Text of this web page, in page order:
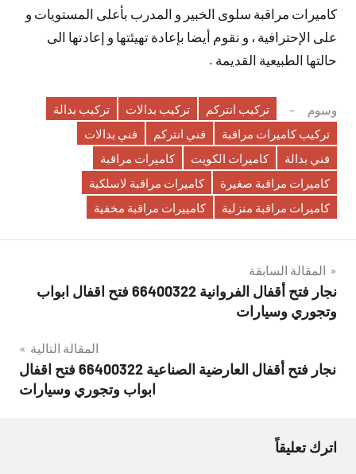
كاميرات مراقبة سلوى الخبير و المدرب بأعلى المستويات و
على الإحترافية ، و نقوم أيضا بإعادة تهيئتها و إعادتها الى
حالتها الطبيعية القديمة .
وسوم تركيب انتركم تركيب بدالات
تركيب بدالة
تركيب كاميرات مراقبة
فني انتركم
فني بدالات
فني بدالة
كاميرات الكويت
كاميرات مراقبة
كاميرات مراقبة صغيرة
كاميرات مراقبة لاسلكية
كاميرات مراقبة منزلية
كامييرات مراقبة مخفية
تصفّح
المقالات
المقالة السابقة
نجار فتح أقفال الفروانية 66400322 فتح اقفال ابواب
وتجوري وسيارات
المقالة التالية
نجار فتح أقفال العارضية الصناعية 66400322 فتح اقفال
ابواب وتجوري وسيارات
اترك تعليقاً